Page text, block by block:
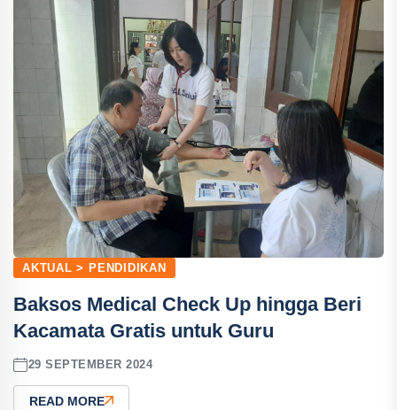
AKTUAL > PENDIDIKAN
Baksos Medical Check Up hingga Beri
Kacamata Gratis untuk Guru
29 SEPTEMBER 2024
READ MORE